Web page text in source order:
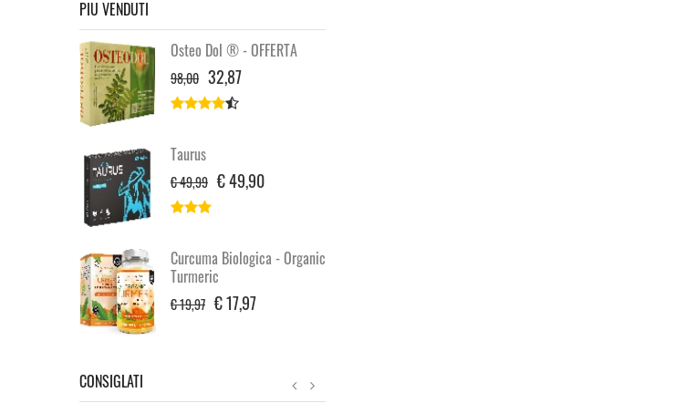
PIU VENDUTI
Osteo Dol ® - OFFERTA
98,00 32,87
Taurus
€ 49,99 € 49,90
Curcuma Biologica - Organic
Turmeric
€ 19,97 € 17,97
CONSIGLATI